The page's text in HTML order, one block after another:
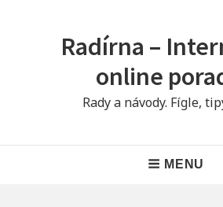
Radírna –
online
Rady a návody. Fígle,
MENU